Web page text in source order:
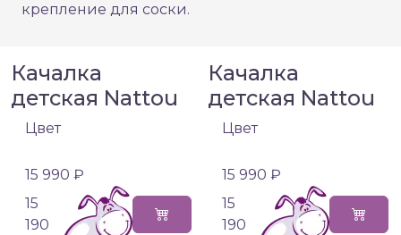
крепление для соски.
Качалка
детская Nattou
Цвет
15 990 ₽
15
190
Качалка
детская Nattou
Цвет
15 990 ₽
15
190